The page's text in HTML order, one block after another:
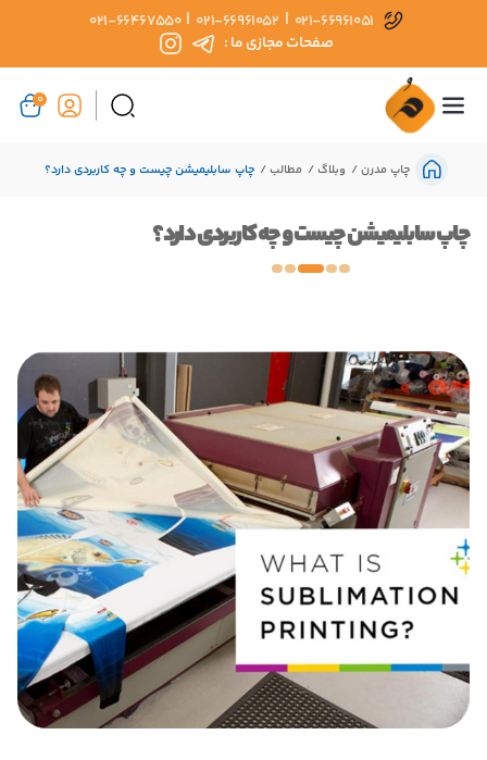
021-66961051
|
021-66961052
|
021-66467550
صفحات مجازی ما :
0
چاپ مدرن وبلاگ مطالب چاپ سابلیمیشن چیست و چه کاربردی دارد؟
چاپ سابلیمیشن چیست و چه کاربردی دارد؟